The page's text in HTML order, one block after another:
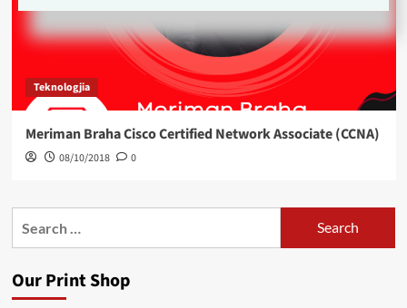
Teknologjia
Meriman Braha Cisco Certified Network Associate (CCNA)
08/10/2018 0
Our Print Shop